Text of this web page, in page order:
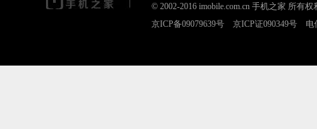
© 2002-2016 imobile.com.cn 手机之家 所有
京ICP备09079639号 京ICP证090349号 电